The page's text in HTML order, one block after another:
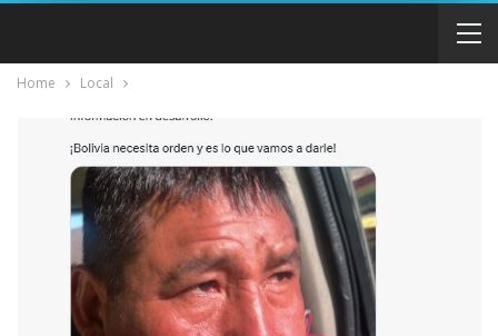
Home Local